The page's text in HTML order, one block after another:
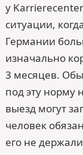
у
ситуации,
Германии
изначально
3 месяцев.
под эту норму
выезд могут
человек
его не